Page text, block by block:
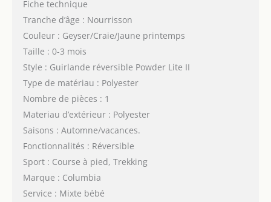
Fiche technique
Tranche d’âge : Nourrisson
Couleur : Geyser/Craie/Jaune printemps
Taille : 0-3 mois
Style : Guirlande réversible Powder Lite II
Type de matériau : Polyester
Nombre de pièces : 1
Materiau d’extérieur : Polyester
Saisons : Automne/vacances.
Fonctionnalités : Réversible
Sport : Course à pied, Trekking
Marque : Columbia
Service : Mixte bébé